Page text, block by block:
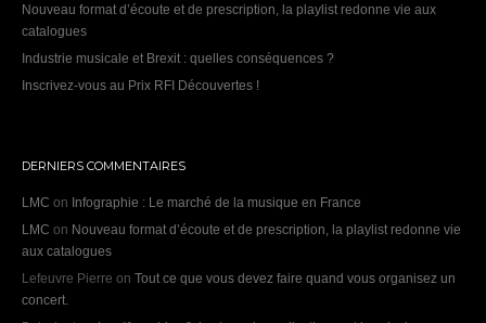
Nouveau format d’écoute et de prescription, la playlist redonne vie aux
catalogues
Industrie musicale et Brexit : quelles conséquences ?
Inscrivez-vous au Prix RFI Découvertes !
DERNIERS COMMENTAIRES
LMC on Infographie : Le marché de la musique en France
LMC on Nouveau format d’écoute et de prescription, la playlist redonne vie
aux catalogues
Lefeuvre Pierre on Tout ce que vous devez faire quand vous organisez un
concert.